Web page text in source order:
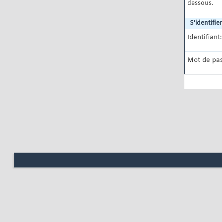
dessous.
S'identifier
Identifiant:
Mot de